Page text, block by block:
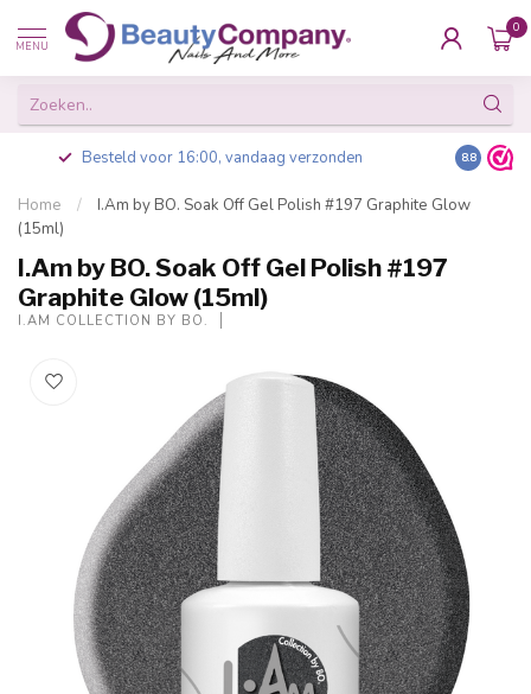
MENU
0
Besteld voor 16:00, vandaag verzonden 8.8
Home /
I.Am by BO. Soak Off Gel Polish #197 Graphite Glow
(15ml)
I.Am by BO. Soak Off Gel Polish #197
Graphite Glow (15ml)
I.AM COLLECTION BY BO.